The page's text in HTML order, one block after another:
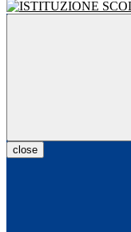
close